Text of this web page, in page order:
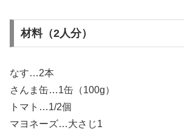
材料（2人分）
なす…2本
さんま缶…1缶（100g）
トマト…1/2個
マヨネーズ…大さじ1